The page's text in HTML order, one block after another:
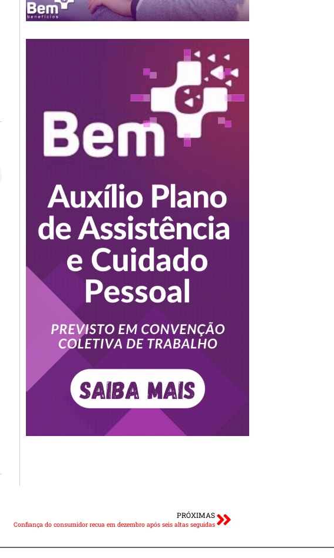
PRÓXIMAS
Confiança do consumidor recua em dezembro após seis altas seguidas